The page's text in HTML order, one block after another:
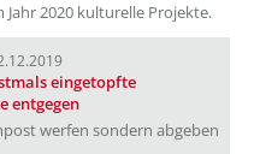
2020 kulturelle Projekte.
eingetopfte
entgegen
werfen sondern abgeben